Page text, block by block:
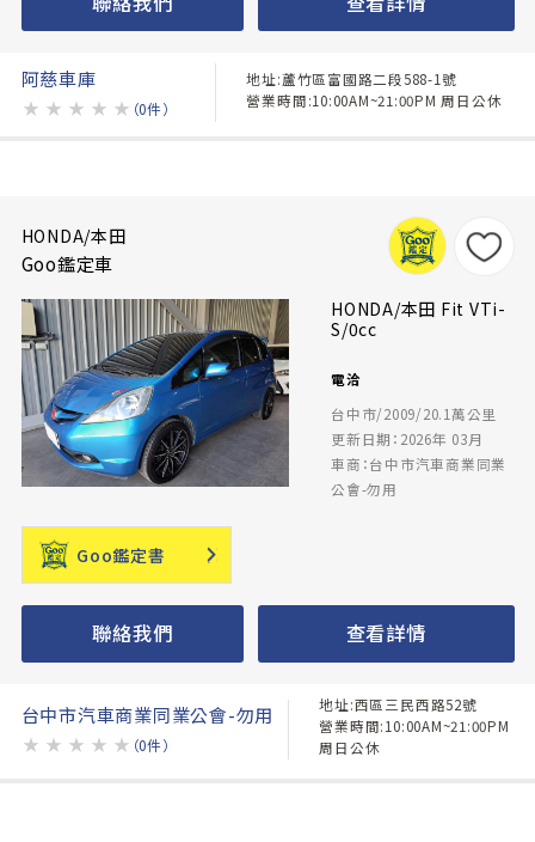
阿慈車庫
★ ★ ★ ★ ★ （0件）
地址:蘆竹區富國路二段588-1號
營業時間:10:00AM~21:00PM 周日公休
HONDA/本田
Goo鑑定車
HONDA/本田 Fit VTi-
S/0cc
電洽
台中市/2009/20.1萬公里
更新日期：2026年 03月
車商：台中市汽車商業同業
公會-勿用
Goo鑑定書
聯絡我們 查看詳情
台中市汽車商業同業公會-勿用
★ ★ ★ ★ ★ （0件）
地址:西區三民西路52號
營業時間:10:00AM~21:00PM
周日公休